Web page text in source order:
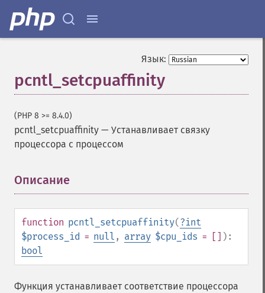
Язык:
pcntl_setcpuaffinity
(PHP 8 >= 8.4.0)
pcntl_setcpuaffinity — Устанавливает связку
процессора с процессом
Описание
function pcntl_setcpuaffinity(?int
$process_id = null , array $cpu_ids = [] ):
bool
Функция устанавливает соответствие процессора